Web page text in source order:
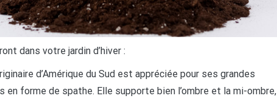
dans votre jardin d’hiver :
d’Amérique du Sud est appréciée pour ses grandes
forme de spathe. Elle supporte bien l’ombre et la mi-ombre,